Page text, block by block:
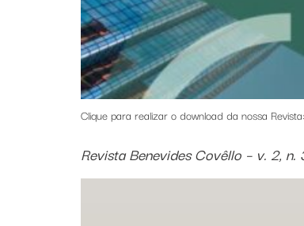
Clique para realizar o download da nossa
Revista Benevides Covêllo – v. 2,